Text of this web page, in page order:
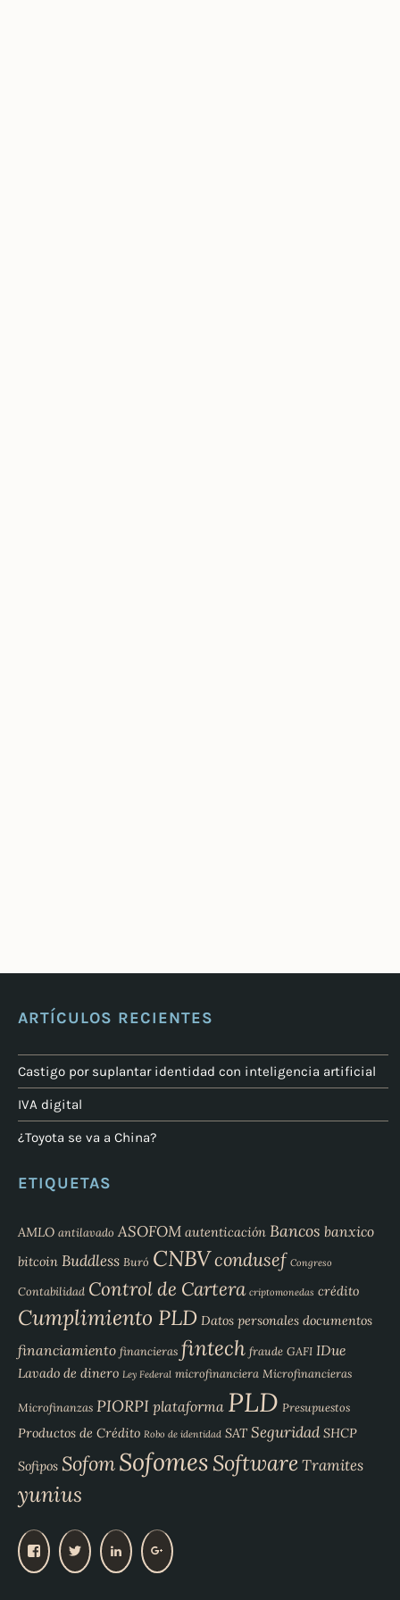
ARTÍCULOS RECIENTES
Castigo por suplantar identidad con inteligencia artificial
IVA digital
¿Toyota se va a China?
ETIQUETAS
AMLO antilavado ASOFOM autenticación Bancos banxico
bitcoin Buddless Buró CNBVcondusef Congreso
Contabilidad Control de Cartera criptomonedas crédito
Cumplimiento PLD Datos personales documentos
financiamiento financieras fintech fraude GAFI IDue
Lavado de dinero Ley Federal microfinanciera Microfinancieras
Microfinanzas PIORPI plataforma PLD Presupuestos
Productos de Crédito Robo de identidad SAT Seguridad SHCP
Sofipos SofomSofomesSoftwareTramites
yunius
V
V
V
V